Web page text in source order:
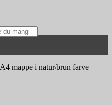
A4 mappe i natur/brun farve